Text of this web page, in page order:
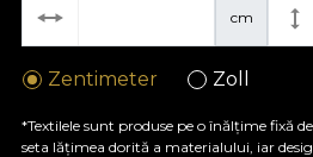
cm
Zentimeter Zoll
*Textilele sunt produse pe o înălțime fixă
seta lățimea dorită a materialului, iar